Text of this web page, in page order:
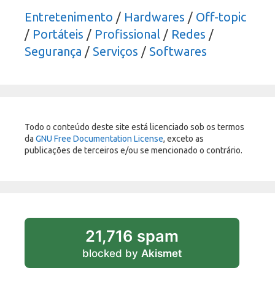
Entretenimento / Hardwares / Off-topic
/ Portáteis / Profissional / Redes /
Segurança / Serviços / Softwares
Todo o conteúdo deste site está licenciado sob os termos
da GNU Free Documentation License, exceto as
publicações de terceiros e/ou se mencionado o contrário.
21,716 spam
blocked by Akismet